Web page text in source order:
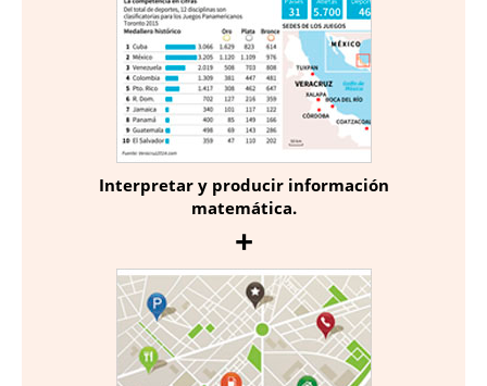
Interpretar y producir información
matemática.